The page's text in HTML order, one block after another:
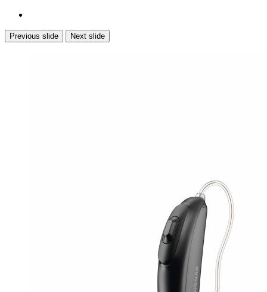
Previous slide Next slide